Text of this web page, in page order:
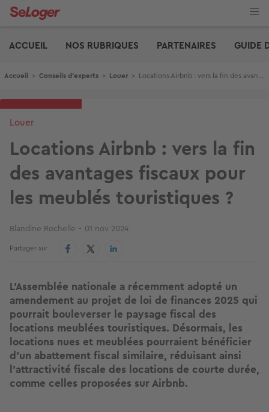
Aller
ACCUEIL
NOS RUBRIQUES PARTENAIRES GUIDE
Fil d'Ariane
Accueil > Conseils d'experts > Louer > Locations Airbnb : vers la fin des avantages fiscaux pour les meublés touristiques ?
Louer
Locations Airbnb : vers la fin
des avantages fiscaux pour
les meublés touristiques ?
Blandine Rochelle 01 nov 2024
Partager sur
L’Assemblée nationale a récemment adopté un
amendement au projet de loi de finances 2025 qui
pourrait bouleverser le paysage fiscal des
locations meublées touristiques. Désormais, les
locations nues et meublées pourraient bénéficier
d’un abattement fiscal similaire, réduisant ainsi
l’attractivité fiscale des locations de courte durée,
comme celles proposées sur Airbnb.